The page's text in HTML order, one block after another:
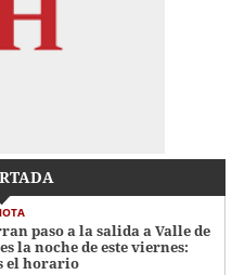
paso a la salida a Valle de
la noche de este viernes:
el horario